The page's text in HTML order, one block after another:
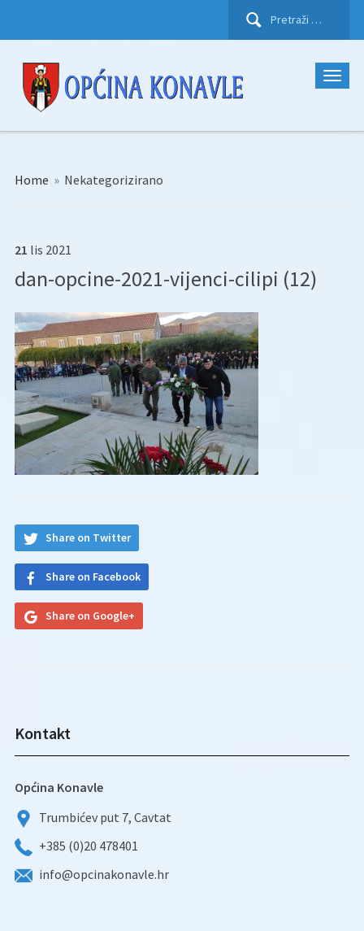
Pretraži:
Home » Nekategorizirano
21 lis 2021
dan-opcine-2021-vijenci-cilipi (12)
Share on Twitter
Share on Facebook
Share on Google+
Kontakt
Općina Konavle
Trumbićev put 7, Cavtat
+385 (0)20 478401
info@opcinakonavle.hr